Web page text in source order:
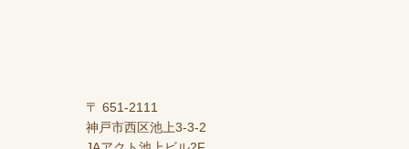
〒 651-2111
神戸市西区池上3-3-2